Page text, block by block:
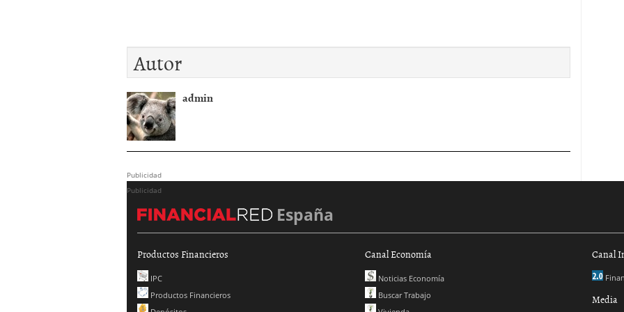
Autor
admin
Publicidad
Publicidad
España
Productos Financieros
IPC
Productos Financieros
Canal Economía
Noticias Economía
Buscar Trabajo
Canal
Media